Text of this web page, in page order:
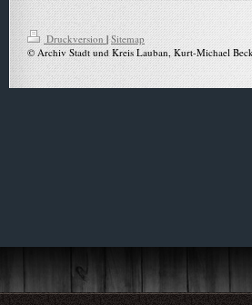
Druckversion| Sitemap
© Archiv Stadt und Kreis Lauban, Kurt-Michael